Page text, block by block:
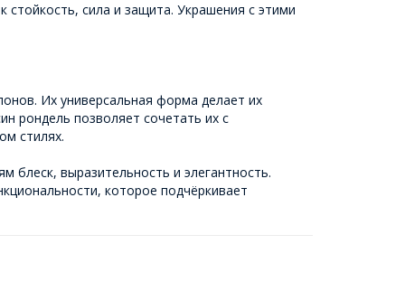
стойкость, сила и защита. Украшения с этими
Их универсальная форма делает их
рондель позволяет сочетать их с
стилях.
блеск, выразительность и элегантность.
которое подчёркивает